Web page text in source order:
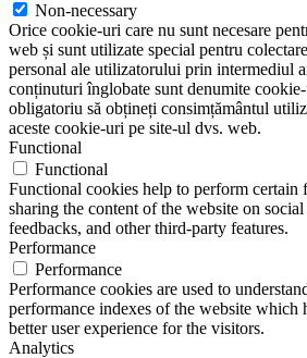
Non-necessary
Orice cookie-uri care nu sunt necesare
web și sunt utilizate special pentru
personal ale utilizatorului prin intermediul
conținuturi înglobate sunt denumite
obligatoriu să obțineți consimțământul
aceste cookie-uri pe site-ul dvs. web.
Functional
Functional
Functional cookies help to perform certain
sharing the content of the website on
feedbacks, and other third-party features.
Performance
Performance
Performance cookies are used to
performance indexes of the website which
better user experience for the visitors.
Analytics